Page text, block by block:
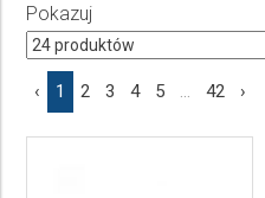
Pokazuj
‹ 1 2 3 4 5 ... 42 ›